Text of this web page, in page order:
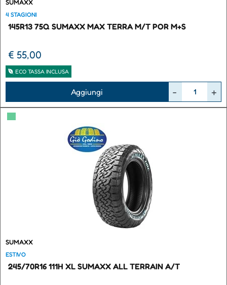
SUMAXX
4 STAGIONI
145R13 75Q SUMAXX MAX TERRA M/T POR M+S
€ 55,00
ECO TASSA INCLUSA
Aggiungi
▀
SUMAXX
ESTIVO
245/70R16 111H XL SUMAXX ALL TERRAIN A/T